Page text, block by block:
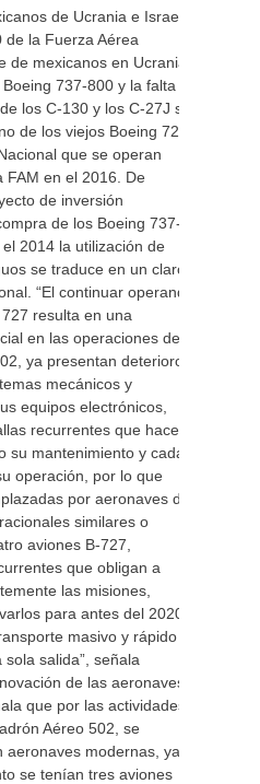
de Ucrania e Israel.
de la Fuerza Aérea
de mexicanos en Ucrania
737-800 y la falta
los C-130 y los C-27J se
de los viejos Boeing 727-
que se operan
FAM en el 2016. De
de inversión
de los Boeing 737-
2014 la utilización de
se traduce en un claro
“El continuar operando
resulta en una
en las operaciones del
ya presentan deterioro
mecánicos y
equipos electrónicos,
recurrentes que hacen
su mantenimiento y cada
operación, por lo que
por aeronaves de
similares o
aviones B-727,
que obligan a
las misiones,
para antes del 2020
masivo y rápido
salida”, señala
de las aeronaves.
que por las actividades
Aéreo 502, se
aeronaves modernas, ya
se tenían tres aviones